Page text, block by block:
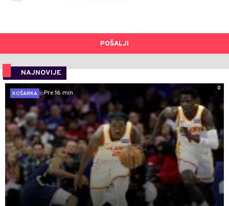
POŠALJI
NAJNOVIJE
0
KOŠARKA
Pre 16 min